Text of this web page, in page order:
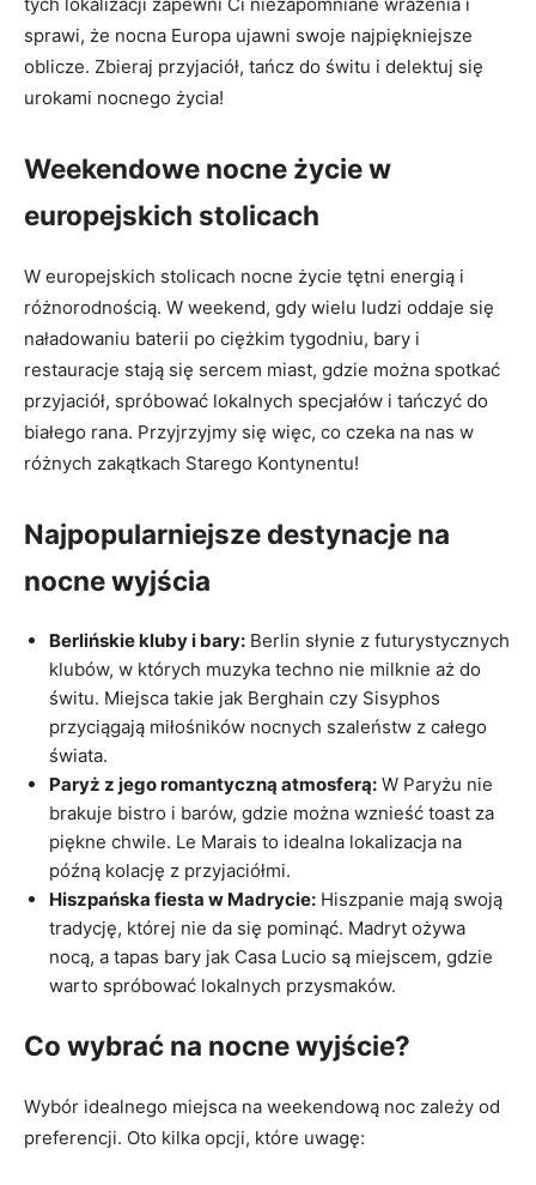
tych lokalizacji zapewni Ci niezapomniane wrażenia i
sprawi, że nocna Europa ujawni swoje najpiękniejsze
oblicze. Zbieraj przyjaciół, tańcz do świtu i delektuj się
urokami nocnego życia!
Weekendowe nocne życie w
europejskich stolicach
W europejskich stolicach nocne życie tętni energią i
różnorodnością. W weekend, gdy wielu ludzi oddaje się
naładowaniu baterii po ciężkim tygodniu, bary i
restauracje stają się sercem miast, gdzie można spotkać
przyjaciół, spróbować lokalnych specjałów i tańczyć do
białego rana. Przyjrzyjmy się więc, co czeka na nas w
różnych zakątkach Starego Kontynentu!
Najpopularniejsze destynacje na
nocne wyjścia
Berlińskie kluby i bary: Berlin słynie z futurystycznych
klubów, w których muzyka techno nie milknie aż do
świtu. Miejsca takie jak Berghain czy Sisyphos
przyciągają miłośników nocnych szaleństw z całego
świata.
Paryż z jego romantyczną atmosferą: W Paryżu nie
brakuje bistro i barów, gdzie można wznieść toast za
piękne chwile. Le Marais to idealna lokalizacja na
późną kolację z przyjaciółmi.
Hiszpańska fiesta w Madrycie: Hiszpanie mają swoją
tradycję, której nie da się pominąć. Madryt ożywa
nocą, a tapas bary jak Casa Lucio są miejscem, gdzie
warto spróbować lokalnych przysmaków.
Co wybrać na nocne wyjście?
Wybór idealnego miejsca na weekendową noc zależy od
preferencji. Oto kilka opcji, które uwagę: